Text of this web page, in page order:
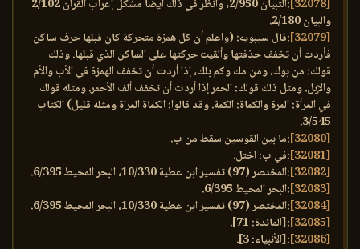
[32078]
:التبيان 2/950، وانظر في ذلك أيضا مشكل إعراب القرآن 2/102
والبيان 2/180.
[32079]
:قال سيبويه: (واعلم أن كل همزة متحركة كان قبلها حرف ساكن
فأردت أن تخفف حذفتها وألقيت حركتها على الساكن الذي قبلها. وذلك
قولك: من بوك، ومن مك وكم بلك، إذا أردت أن تخفف الهمزة في الأب والأم
والإبل. ومثل ذلك قولك: الحمر إذا أردت أن تخفف ألف الأحمر. ومثله قولك
في المرأة: المرة والكماة: الكمة. وقد قالوا: الكماة المراة ومثله قليل) الكتاب
3/545.
[32080]
:ما بين القوسين سقط من ب.
[32081]
:في ب: اختل.
[32082]
:المختصر (97) تفسير ابن عطية 10/330، البحر المحيط 6/395.
[32083]
:البحر المحيط 6/395.
[32084]
:المختصر (97) تفسير ابن عطية 10/330، البحر المحيط 6/395.
[32085]
:[المائدة: 71].
[32086]
:[الأنبياء: 3].